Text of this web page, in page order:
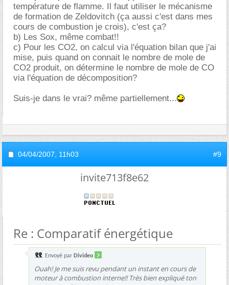
température de flamme. Il faut utiliser le mécanisme
de formation de Zeldovitch (ça aussi c'est dans mes
cours de combustion je crois), c'est ça?
b) Les Sox, même combat!!
c) Pour les CO2, on calcul via l'équation bilan que j'ai
mise, puis quand on connait le nombre de mole de
CO2 produit, on détermine le nombre de mole de CO
via l'équation de décomposition?
Suis-je dans le vrai? même partiellement...
04/04/2007, 11h03 #9
invite713f8e62
Re : Comparatif énergétique
Envoyé par Divideo
Ouah! Je me suis revu pendant un instant en cours de
moteur à combustion interne!! Très bien expliqué ton